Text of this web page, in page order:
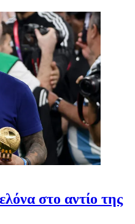
στο αντίο της